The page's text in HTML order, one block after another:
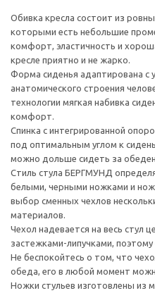
Обивка кресла состоит из
которыми есть небольшие
комфорт, эластичность и
кресле приятно и не жарко.
Форма сиденья адаптирована с
анатомического строения
технологии мягкая набивка
комфорт.
Спинка с интегрированной
под оптимальным углом к
можно дольше сидеть за
Стиль стула БЕРГМУНД
белыми, черными ножками и
выбор сменных чехлов
материалов.
Чехол надевается на весь стул
застежками-липучками, поэтому
Не беспокойтесь о том, что
обеда, его в любой момент
Ножки стульев изготовлены из